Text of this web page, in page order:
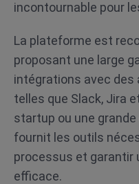
incontournable pour
La plateforme est
proposant une large
intégrations avec des
telles que Slack, Jira
startup ou une
fournit les outils
processus et garantir
efficace.